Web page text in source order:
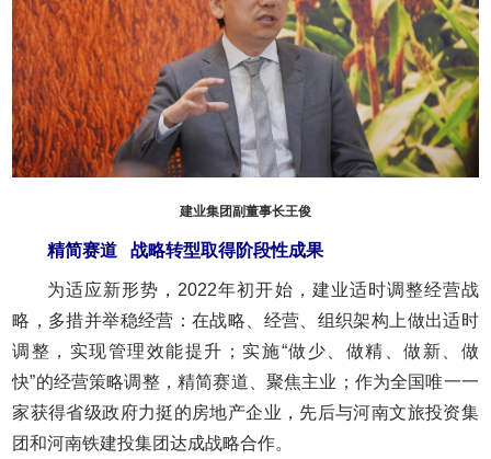
建业集团副董事长王俊
精简赛道 战略转型取得阶段性成果
为适应新形势，2022年初开始，建业适时调整经营战
略，多措并举稳经营：在战略、经营、组织架构上做出适时
调整，实现管理效能提升；实施“做少、做精、做新、做
快”的经营策略调整，精简赛道、聚焦主业；作为全国唯一一
家获得省级政府力挺的房地产企业，先后与河南文旅投资集
团和河南铁建投集团达成战略合作。